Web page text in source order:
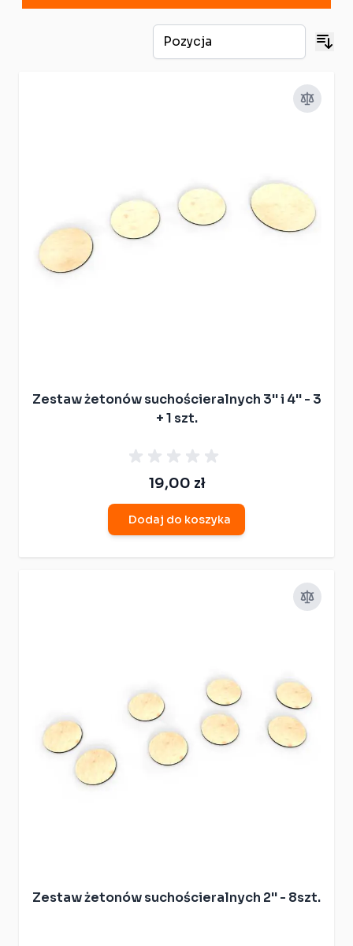
Zestaw żetonów suchościeralnych 3'' i 4'' - 3
+ 1 szt.
19,00 zł
Dodaj do koszyka
Zestaw żetonów suchościeralnych 2'' - 8szt.